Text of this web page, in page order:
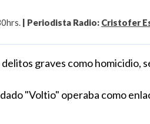
| Periodista Radio: Cristofer
graves como homicidio,
"Voltio" operaba como